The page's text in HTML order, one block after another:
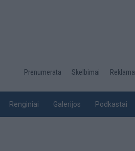
Desktop
top
Prenumerata Skelbimai Reklama
Renginiai Galerijos Podkastai